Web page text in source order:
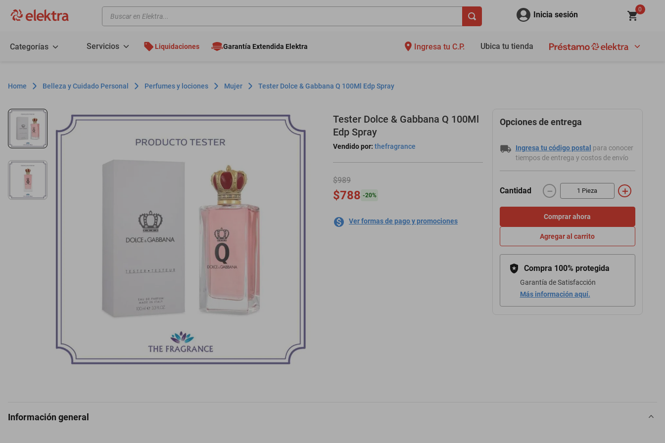
Buscar en Elektra... Inicia sesión
0
Categorías Servicios Liquidaciones Garantía Extendida Elektra Ingresa tu C.P. Ubica tu tienda
Belleza y Cuidado Personal Perfumes y lociones Mujer Tester Dolce & Gabbana Q 100Ml Edp Spray
Tester Dolce & Gabbana Q 100Ml
Edp Spray
Vendido por: thefragrance
$989
$788 -20%
Ver formas de pago y promociones
Opciones de entrega
Ingresa tu código postal para conocer
tiempos de entrega y costos de envío
Cantidad ＋
－
Comprar ahora
Agregar al carrito
Compra 100% protegida
Garantía de Satisfacción
Más información aquí.
Información general
motos
refrigeradores
colchones